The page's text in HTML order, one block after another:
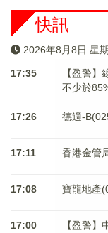
快訊
2026年8月8日 星
17:35
【盈警
不少於
17:26 德適-
17:11 香港金管
17:08 寶龍地產
17:00
【盈警